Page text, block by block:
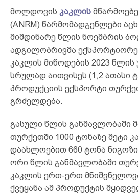
მოლდოვის კაკლის
(ANRM) წარმომადგენლები
მიმდინარე წლის ნოემბრის
ადგილობრივმა
კაკლის მიწოდების 2023 წლის
სრულად აითვისეს (1,2 ათასი
პროდუქციის ექსპორტი
გრძელდება.
გასული წლის განმავლობაში
თურქეთში 1000 ტონაზე მეტი
დაახლოებით 660 ტონა
ორი წლის განმავლობაში
კაკლის ერთ-ერთ
ქვეყანა ამ პროდუქტის